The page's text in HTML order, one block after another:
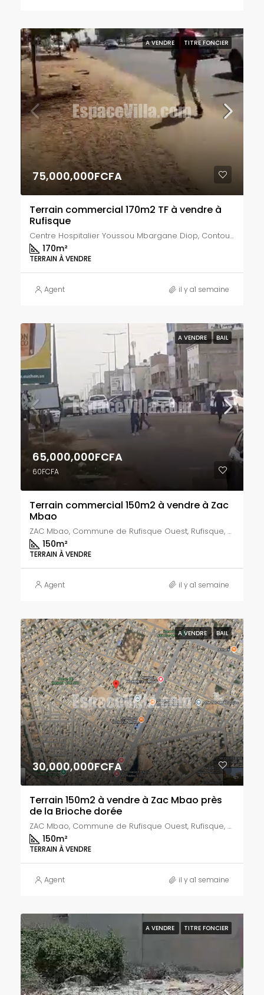
A VENDRE TITRE FONCIER
75,000,000FCFA
Terrain commercial 170m2 TF à vendre à
Rufisque
Centre Hospitalier Youssou Mbargane Diop, Contournement Sococim, Commune de Rufisque Est, Rufisque, Département de Rufisque, Région de Dakar, 20000, Sénégal
170m²
TERRAIN À VENDRE
Agent il y a1 semaine
A VENDRE BAIL
65,000,000FCFA
60FCFA
Terrain commercial 150m2 à vendre à Zac
Mbao
ZAC Mbao, Commune de Rufisque Ouest, Rufisque, Département de Rufisque, Région de Dakar, 20000, Sénégal
150m²
TERRAIN À VENDRE
Agent il y a1 semaine
A VENDRE BAIL
30,000,000FCFA
Terrain 150m2 à vendre à Zac Mbao près
de la Brioche dorée
ZAC Mbao, Commune de Rufisque Ouest, Rufisque, Département de Rufisque, Région de Dakar, 20000, Sénégal
150m²
TERRAIN À VENDRE
Agent il y a1 semaine
A VENDRE TITRE FONCIER